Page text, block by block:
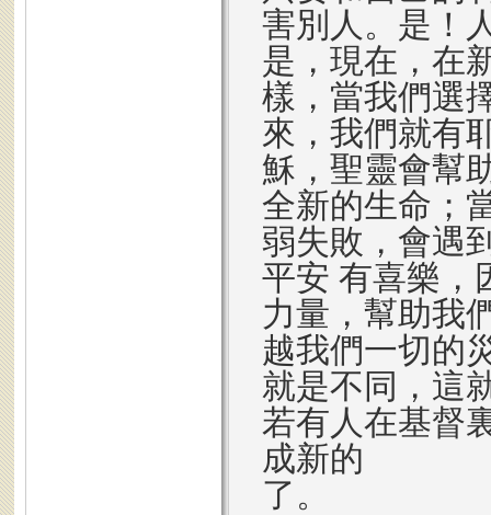
害別人。是！
是，現在，在
樣，當我們選
來，我們就有
穌，聖靈會幫
全新的生命；
弱失敗，會遇
平安 有喜樂，
力量，幫助我
越我們一切的
就是不同，這
若有人在基督
成新的